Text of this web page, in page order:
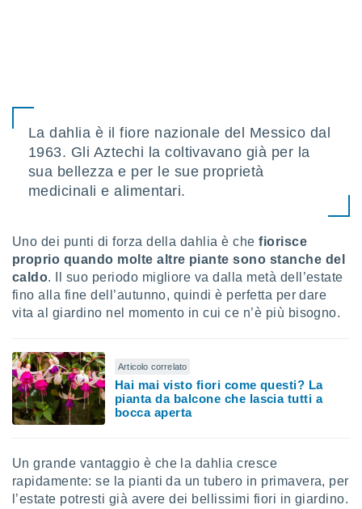
dati
Per
tuo
o
dei
" o
cookie
sito
il
La dahlia è il fiore nazionale del Messico dal
1963. Gli Aztechi la coltivavano già per la
sua bellezza e per le sue proprietà
medicinali e alimentari.
Uno dei punti di forza della dahlia è chefiorisce
proprio quando molte altre piante sono stanche del
caldo. Il suo periodo migliore va dalla metà dell’estate
fino alla fine dell’autunno, quindi è perfetta per dare
vita al giardino nel momento in cui ce n’è più bisogno.
Articolo correlato
Hai mai visto fiori come questi? La
pianta da balcone che lascia tutti a
bocca aperta
Un grande vantaggio è che la dahlia cresce
rapidamente: se la pianti da un tubero in primavera, per
l’estate potresti già avere dei bellissimi fiori in giardino.